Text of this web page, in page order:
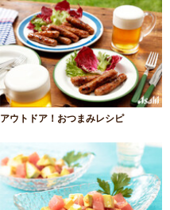
アウトドア！おつまみレシピ